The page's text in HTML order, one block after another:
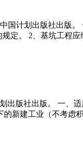
国计划出版社出
定。 2、基坑工程
出版社出版。 一
的新建工业（不考